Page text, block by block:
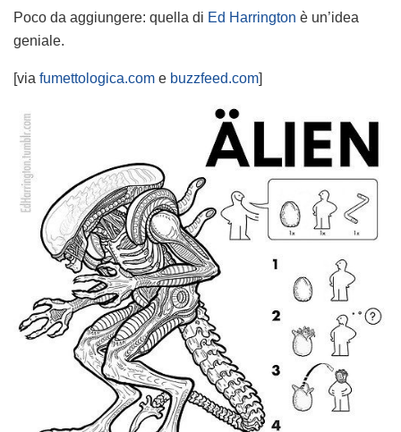
Poco da aggiungere: quella di Ed Harrington è un’idea
geniale.
[via fumettologica.com e buzzfeed.com]